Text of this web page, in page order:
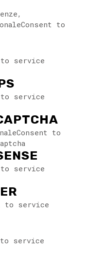
to
to service
to service
to
to service
to service
to service